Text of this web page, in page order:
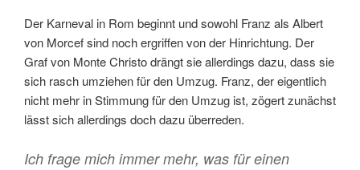
Der Karneval in Rom beginnt und sowohl Franz als Albert
von Morcef sind noch ergriffen von der Hinrichtung. Der
Graf von Monte Christo drängt sie allerdings dazu, dass sie
sich rasch umziehen für den Umzug. Franz, der eigentlich
nicht mehr in Stimmung für den Umzug ist, zögert zunächst
lässt sich allerdings doch dazu überreden.
Ich frage mich immer mehr, was für einen